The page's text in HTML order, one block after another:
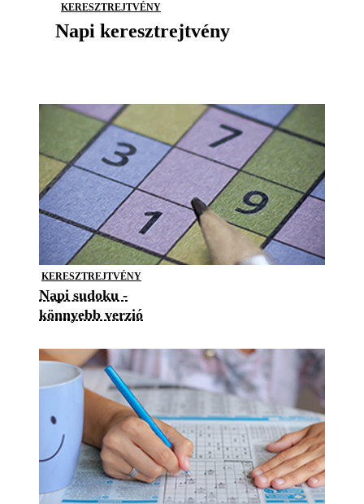
KERESZTREJTVÉNY
Napi keresztrejtvény
KERESZTREJTVÉNY
Napi sudoku -
könnyebb verzió